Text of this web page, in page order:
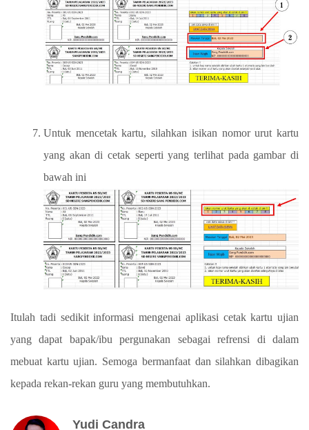
Untuk mencetak kartu, silahkan isikan nomor urut kartu
yang akan di cetak seperti yang terlihat pada gambar di
bawah ini
Itulah tadi sedikit informasi mengenai aplikasi cetak kartu ujian
yang dapat bapak/ibu pergunakan sebagai refrensi di dalam
mebuat kartu ujian. Semoga bermanfaat dan silahkan dibagikan
kepada rekan-rekan guru yang membutuhkan.
Yudi Candra